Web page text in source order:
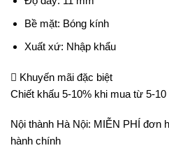
Bề mặt: Bóng kính
Xuất xứ: Nhập khẩu
Khuyến mãi đặc biệt
Chiết khấu 5-10% khi mua từ 5-10
Nội thành Hà Nội: MIỄN PHÍ đơn
hành chính